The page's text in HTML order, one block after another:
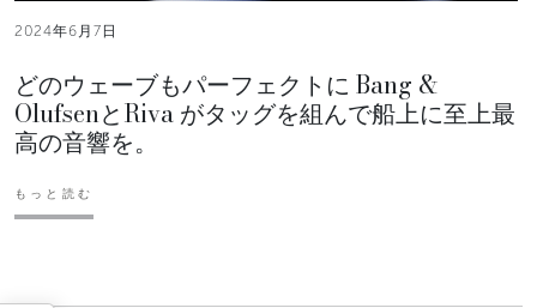
2024年6月7日
どのウェーブもパーフェクトに Bang &
OlufsenとRiva がタッグを組んで船上に至上最
高の音響を。
もっと読む